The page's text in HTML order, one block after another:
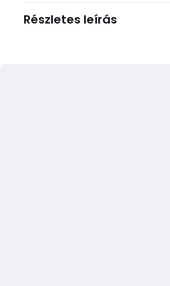
Részletes leírás